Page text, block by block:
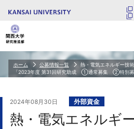
ホーム 公募情報一覧
熱・電気エネルギー技
「2023年度 第31回研究助成 ①通常募集 ②特別募
2024年08月30日 外部資金
熱・電気エネルギ